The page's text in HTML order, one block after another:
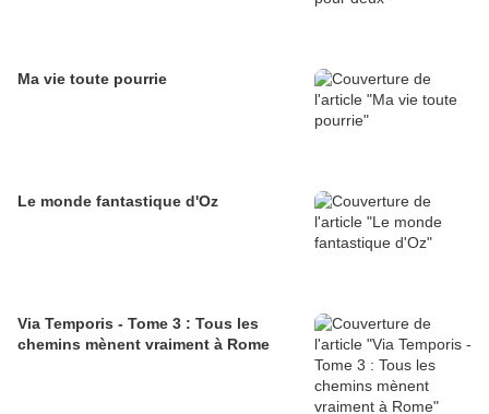
Ma vie toute pourrie
Le monde fantastique d'Oz
Via Temporis - Tome 3 : Tous les
chemins mènent vraiment à Rome